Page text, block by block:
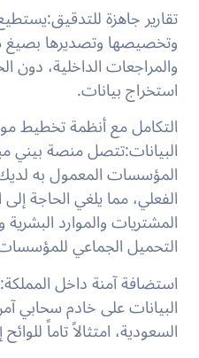
تقارير جاهزة للتدقيق:
وتخصيصها وتصديرها بصيغ
والمراجعات الداخلية، دون
استخراج بيانات.
التكامل مع أنظمة تخطيط
البيانات:تتصل منصة بيني
المؤسسات المعمول به
الفعلي، مما يلغي الحاجة
المشتريات والموارد
التحميل الجماعي
استضافة آمنة داخل المملكة:
البيانات على خادم سحابي
السعودية، امتثالاً تاماً